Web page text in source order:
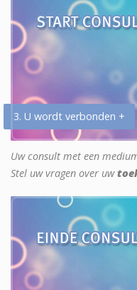
3. U wordt verbonden +
Uw consult met een
Stel uw vragen over uw